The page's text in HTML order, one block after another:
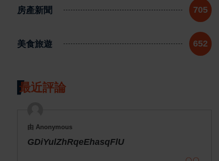
房產新聞 705
美食旅遊 652
最近評論
由 Anonymous
GDiYulZhRqeEhasqFlU